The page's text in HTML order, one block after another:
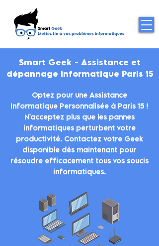
Smart Geek - Assistance et
dépannage informatique Paris 15
Optez pour une Assistance
Informatique Personnalisée à Paris 15 !
N'acceptez plus que les pannes
informatiques perturbent votre
productivité. Contactez votre Geek
disponible dès maintenant pour
résoudre efficacement tous vos soucis
informatiques.